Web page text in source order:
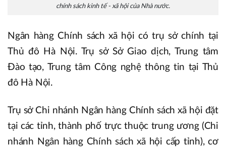
chính sách kinh tế - xã hội của Nhà nước.
Ngân hàng Chính sách xã hội có trụ sở chính tại
Thủ đô Hà Nội. Trụ sở Sở Giao dịch, Trung tâm
Đào tạo, Trung tâm Công nghệ thông tin tại Thủ
đô Hà Nội.
Trụ sở Chi nhánh Ngân hàng Chính sách xã hội đặt
tại các tỉnh, thành phố trực thuộc trung ương (Chi
nhánh Ngân hàng Chính sách xã hội cấp tỉnh), cơ